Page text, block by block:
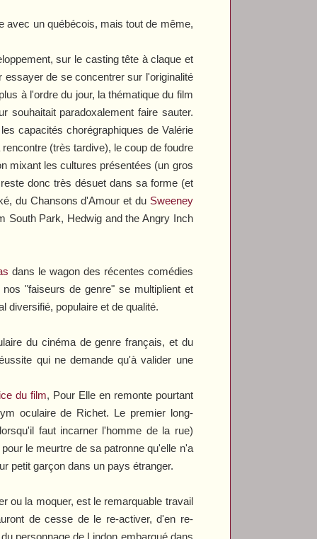
avec un québécois, mais tout de même,
sur le casting tête à claque et
de se concentrer sur l'originalité
à l'ordre du jour, la thématique du film
souhaitait paradoxalement faire sauter.
capacités chorégraphiques de Valérie
(très tardive), le coup de foudre
mixant les cultures présentées (un gros
donc très désuet dans sa forme (et
du Chansons d'Amour et du Sweeney
South Park, Hedwig and the Angry Inch
dans le wagon des récentes comédies
"faiseurs de genre" se multiplient et
diversifié, populaire et de qualité.
du cinéma de genre français, et du
qui ne demande qu'à valider une
du film, Pour Elleen remonte pourtant
oculaire de Richet. Le premier long-
faut incarner l'homme de la rue)
le meurtre de sa patronne qu'elle n'a
petit garçon dans un pays étranger.
ou la moquer, est le remarquable travail
de cesse de le re-activer, d'en re-
personnage de Lindon embarqué dans